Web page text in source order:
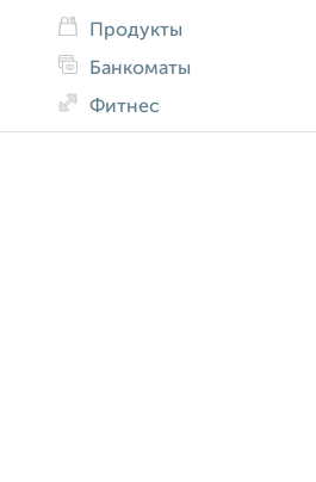
Продукты
Банкоматы
Фитнес